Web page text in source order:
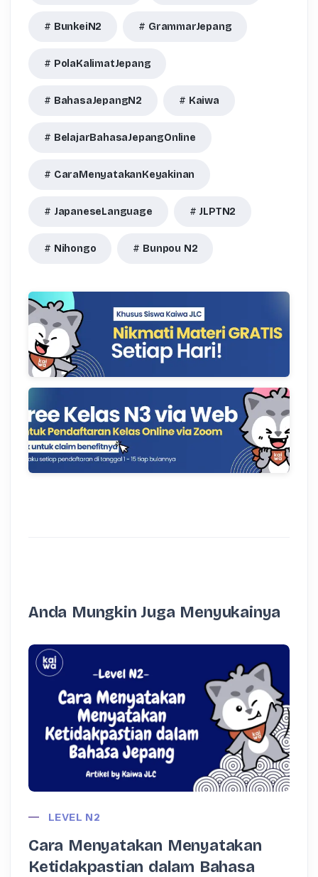
BunkeiN2 GrammarJepang
PolaKalimatJepang
BahasaJepangN2 Kaiwa
BelajarBahasaJepangOnline
CaraMenyatakanKeyakinan
JapaneseLanguage JLPTN2
Nihongo Bunpou N2
Anda Mungkin Juga Menyukainya
LEVEL N2
Cara Menyatakan Menyatakan
Ketidakpastian dalam Bahasa